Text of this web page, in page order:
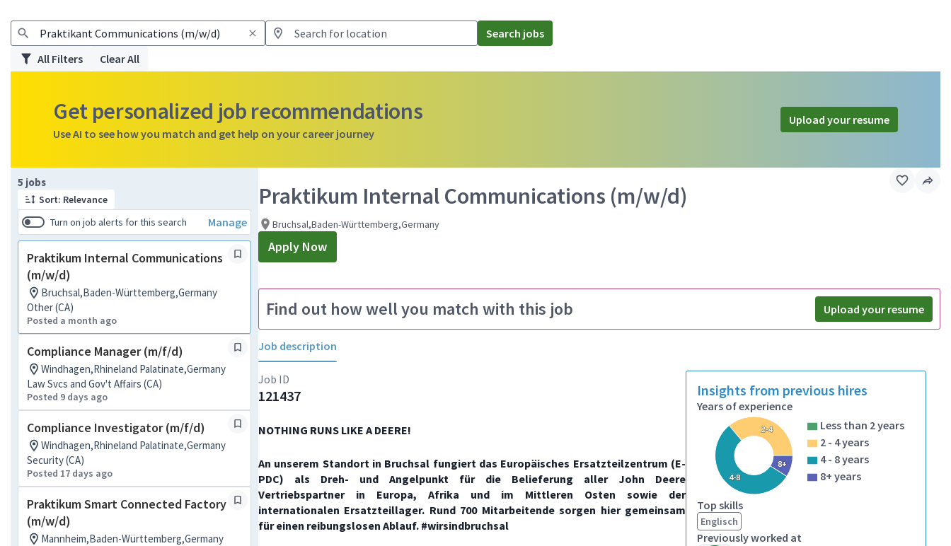
Search jobs
All Filters
Clear All
Get personalized job recommendations
Use AI to see how you match and get help on your career journey
Upload your resume
5 jobs
Sort: Relevance
Turn on job alerts for this search
Manage
Praktikum Internal Communications
(m/w/d)
Bruchsal,Baden-Württemberg,Germany
Other (CA)
Posted a month ago
Compliance Manager (m/f/d)
Windhagen,Rhineland Palatinate,Germany
Law Svcs and Gov't Affairs (CA)
Posted 9 days ago
Compliance Investigator (m/f/d)
Windhagen,Rhineland Palatinate,Germany
Security (CA)
Posted 17 days ago
Praktikum Smart Connected Factory
(m/w/d)
Mannheim,Baden-Württemberg,Germany
Page 1 of 1
Praktikum Internal Communications (m/w/d)
Bruchsal,Baden-Württemberg,Germany
Apply Now
Find out how well you match with this job Upload your resume
Job description
Job ID
121437
NOTHING RUNS LIKE A DEERE!
An unserem Standort in Bruchsal fungiert das Europäisches Ersatzteilzentrum (E-
PDC) als Dreh- und Angelpunkt für die Belieferung aller John Deere
Vertriebspartner in Europa, Afrika und im Mittleren Osten sowie der
internationalen Ersatzteillager. Rund 700 Mitarbeitende sorgen hier gemeinsam
für einen reibungslosen Ablauf. #wirsindbruchsal
Insights from previous hires
Years of experience
2-4
4-8
8+
Less than 2 years
2 - 4 years
4 - 8 years
8+ years
Top skills
Englisch
Previously worked at